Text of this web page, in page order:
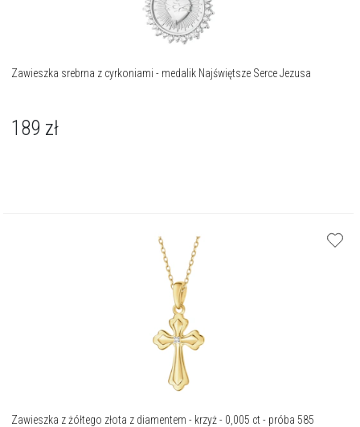
Zawieszka srebrna z cyrkoniami - medalik Najświętsze Serce Jezusa
189 zł
Zawieszka z żółtego złota z diamentem - krzyż - 0,005 ct - próba 585